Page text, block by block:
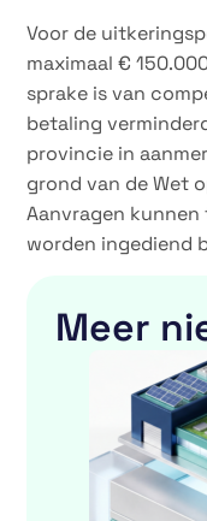
Voor de
maximaal €
sprake is van
betaling
provincie in
grond van de Wet
Aanvragen
worden ingediend
Meer